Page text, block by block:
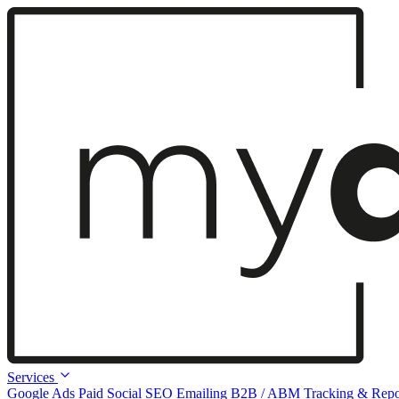
Services
Google Ads Paid Social SEO Emailing B2B / ABM Tracking &